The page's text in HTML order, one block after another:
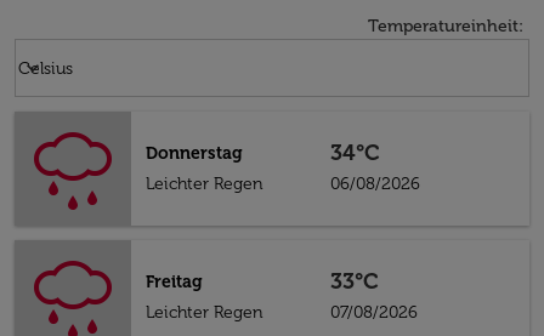
Temperatureinheit:
Celsius
keyboard_arrow_down
Donnerstag
Leichter Regen
34°C
06/08/2026
Freitag
Leichter Regen
33°C
07/08/2026